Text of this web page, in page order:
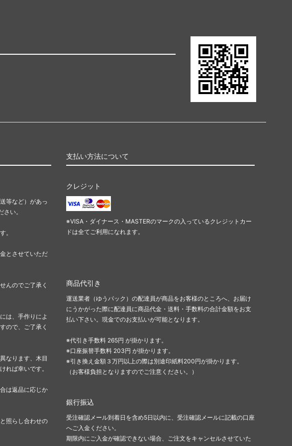
等など）があっ
い。
。
とさせていただ
んのでご了承く
は、手作りによ
ので、ご了承く
なります、木目
れば幸いです。
は返品に応じか
照らし合わせの
支払い方法について
クレジット
※VISA・ダイナース・MASTERのマークの入っているクレジットカー
ドは全てご利用になれます。
商品代引き
運送業者（ゆうパック）の配達員が商品をお客様のところへ、お届け
にうかがった際に配達員に商品代金・送料・手数料の合計金額をお支
払い下さい。現金でのお支払いが可能となります。
※代引き手数料 265円 が掛かります。
※口座振替手数料 203円 が掛かります。
※引き換え金額３万円以上の際は別途印紙料200円が掛かります。
（お客様負担となりますのでご注意ください。）
銀行振込
受注確認メール到着日を含め5日以内に、受注確認メールに記載の口座
へご入金ください。
期限内にご入金が確認できない場合、ご注文をキャンセルさせていた